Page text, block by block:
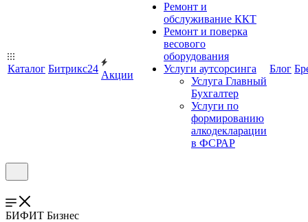
Каталог Битрикс24
Акции
Ремонт и
обслуживание ККТ
Ремонт и поверка
весового
оборудования
Услуги аутсорсинга
Услуга Главный
Бухгалтер
Услуги по
формированию
алкодекларации
в ФСРАР
Блог
БИФИТ Бизнес